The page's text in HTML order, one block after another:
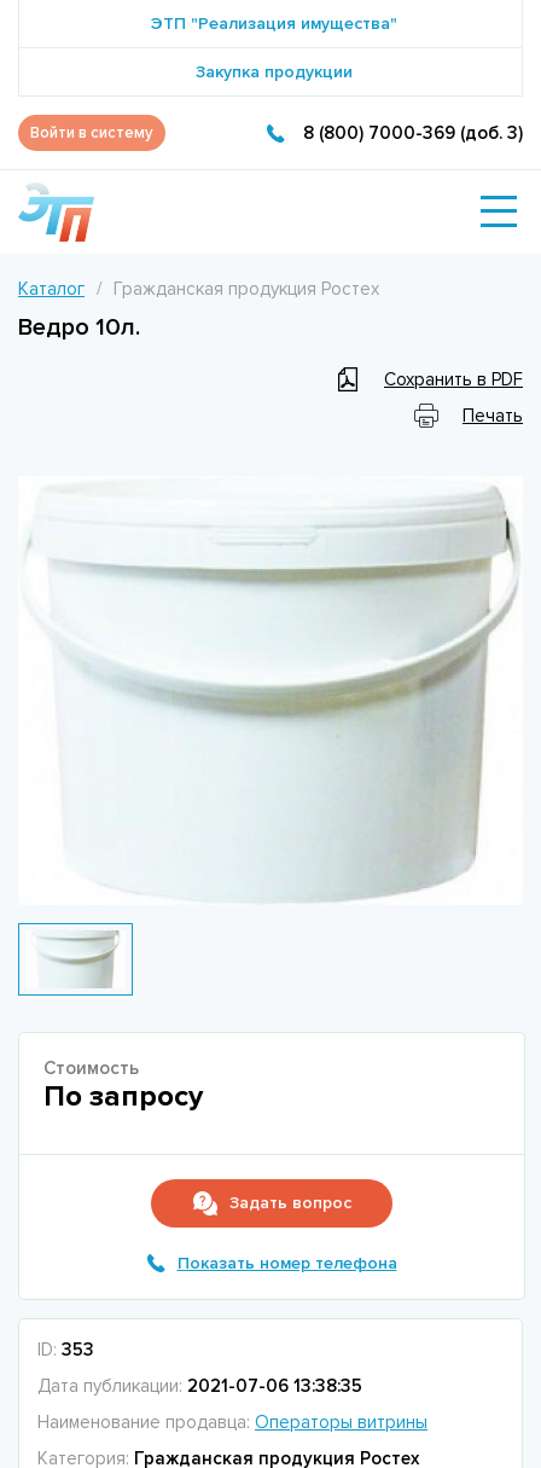
ЭТП "Реализация имущества"
Закупка продукции
Войти в систему 8 (800) 7000-369 (доб. 3)
Каталог Гражданская продукция Ростех
Ведро 10л.
Сохранить в PDF
Печать
Стоимость
По запросу
Задать вопрос
Показать номер телефона
ID: 353
Дата публикации: 2021-07-06 13:38:35
Наименование продавца: Операторы витрины
Категория: Гражданская продукция Ростех